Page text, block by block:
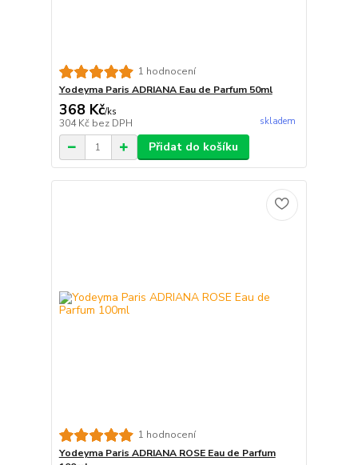
1 hodnocení
Yodeyma Paris ADRIANA Eau de Parfum 50ml
368 Kč/ks
304 Kč bez DPH skladem
Přidat do košíku
1 hodnocení
Yodeyma Paris ADRIANA ROSE Eau de Parfum